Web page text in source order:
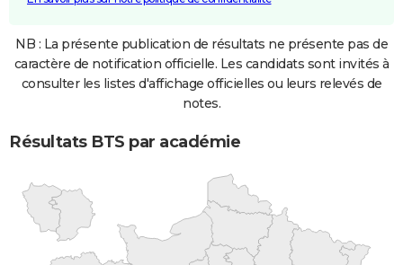
NB : La présente publication de résultats ne présente pas de
caractère de notification officielle. Les candidats sont invités à
consulter les listes d'affichage officielles ou leurs relevés de
notes.
Résultats BTS par académie